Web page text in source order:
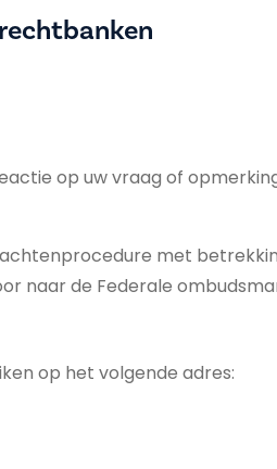
op uw vraag of
met
naar de Federale
op het volgende adres: